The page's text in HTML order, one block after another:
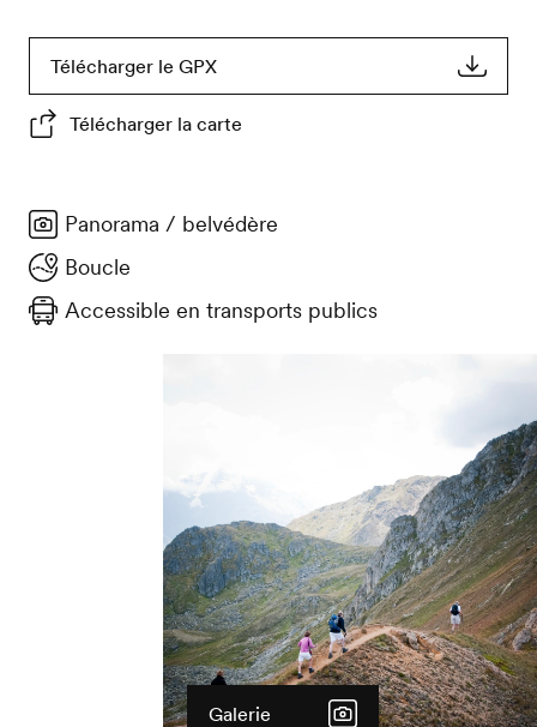
Télécharger le GPX
Télécharger la carte
Panorama / belvédère
Boucle
Accessible en transports publics
Galerie